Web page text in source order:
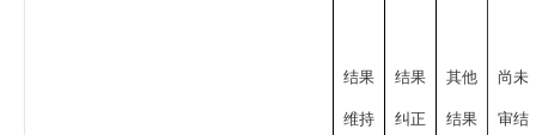
结果
维持
结果
纠正
其他
结果
尚未
审结